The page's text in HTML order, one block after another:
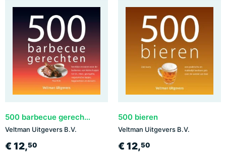
500 barbecue gerechten
Veltman Uitgevers B.V.
€ 12,50
500 bieren
Veltman Uitgevers B.V.
€ 12,50